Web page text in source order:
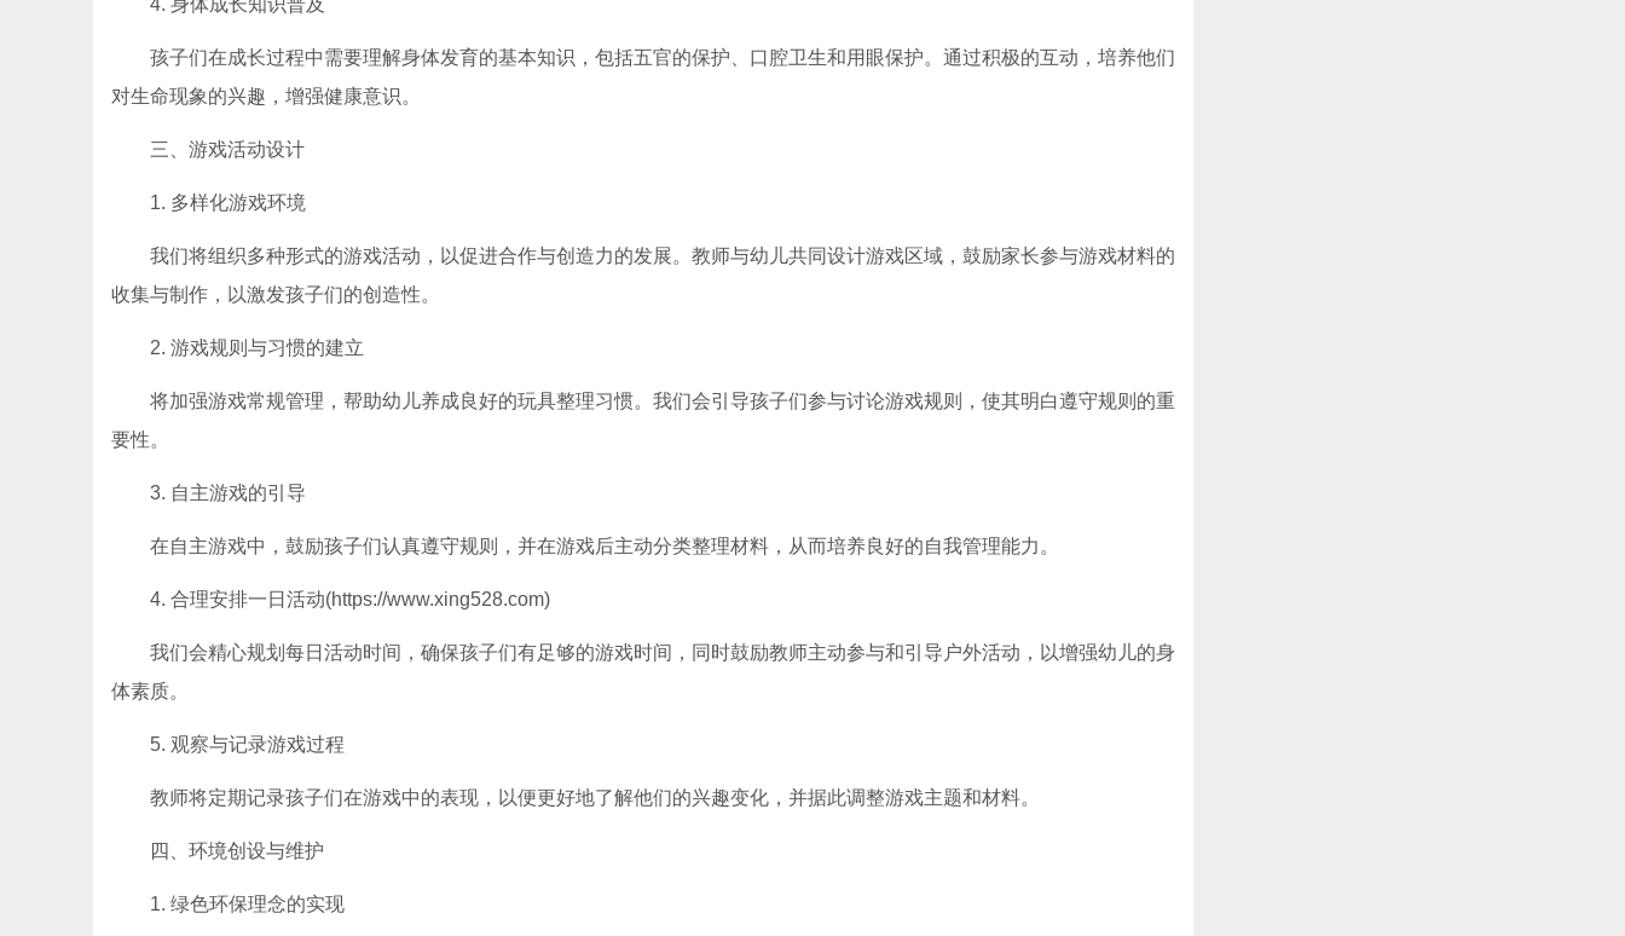
4. 身体成长知识普及
孩子们在成长过程中需要理解身体发育的基本知识，包括五官的保护、口腔卫生和用眼保护。通过积极的互动，培养他们
对生命现象的兴趣，增强健康意识。
三、游戏活动设计
1. 多样化游戏环境
我们将组织多种形式的游戏活动，以促进合作与创造力的发展。教师与幼儿共同设计游戏区域，鼓励家长参与游戏材料的
收集与制作，以激发孩子们的创造性。
2. 游戏规则与习惯的建立
将加强游戏常规管理，帮助幼儿养成良好的玩具整理习惯。我们会引导孩子们参与讨论游戏规则，使其明白遵守规则的重
要性。
3. 自主游戏的引导
在自主游戏中，鼓励孩子们认真遵守规则，并在游戏后主动分类整理材料，从而培养良好的自我管理能力。
4. 合理安排一日活动(https://www.xing528.com)
我们会精心规划每日活动时间，确保孩子们有足够的游戏时间，同时鼓励教师主动参与和引导户外活动，以增强幼儿的身
体素质。
5. 观察与记录游戏过程
教师将定期记录孩子们在游戏中的表现，以便更好地了解他们的兴趣变化，并据此调整游戏主题和材料。
四、环境创设与维护
1. 绿色环保理念的实现